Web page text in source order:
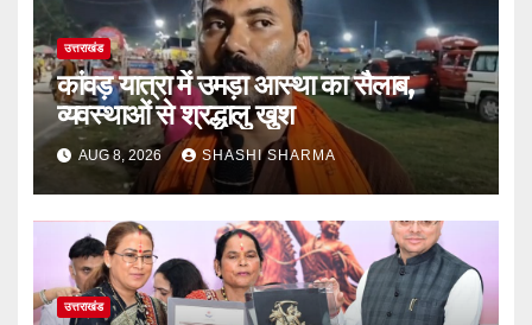
उत्तराखंड
कांवड़ यात्रा में उमड़ा आस्था का सैलाब,
व्यवस्थाओं से श्रद्धालु खुश
AUG 8, 2026 SHASHI SHARMA
उत्तराखंड